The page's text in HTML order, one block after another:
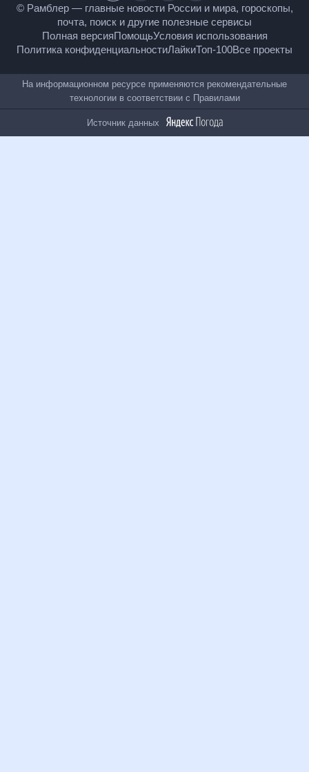
© Рамблер — главные новости России и мира,
гороскопы, почта, поиск и другие полезные сервисы
Полная версияПомощьУсловия использования
Политика конфиденциальностиЛайкиТоп-100
На информационном ресурсе применяются
рекомендательные технологии в соответствии сПравилами
Источник данных